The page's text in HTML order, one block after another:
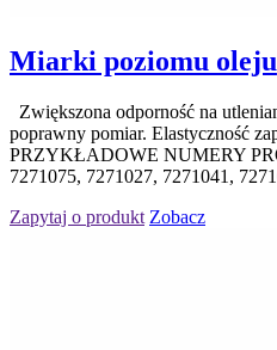
Miarki poziomu oleju
Zwiększona odporność na
poprawny pomiar. Elastyczność
PRZYKŁADOWE NUMERY
7271075, 7271027, 7271041,
Zapytaj o produkt Zobacz